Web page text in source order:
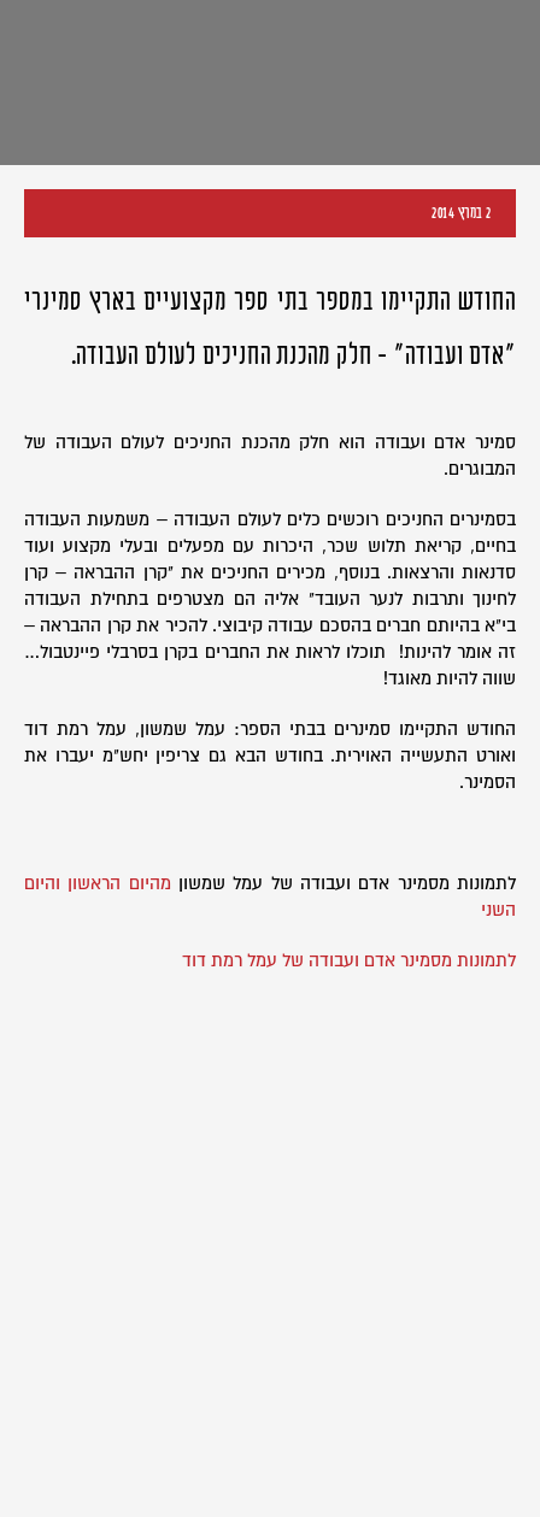
2 במרץ 2014
החודש התקיימו במספר בתי ספר מקצועיים בארץ סמינרי
"אדם ועבודה" - חלק מהכנת החניכים לעולם העבודה.
סמינר אדם ועבודה הוא חלק מהכנת החניכים לעולם העבודה של
המבוגרים.
בסמינרים החניכים רוכשים כלים לעולם העבודה – משמעות העבודה
בחיים, קריאת תלוש שכר, היכרות עם מפעלים ובעלי מקצוע ועוד
סדנאות והרצאות. בנוסף, מכירים החניכים את "קרן ההבראה – קרן
לחינוך ותרבות לנער העובד" אליה הם מצטרפים בתחילת העבודה
בי"א בהיותם חברים בהסכם עבודה קיבוצי. להכיר את קרן ההבראה –
זה אומר להינות! תוכלו לראות את החברים בקרן בסרבלי פיינטבול…
שווה להיות מאוגד!
החודש התקיימו סמינרים בבתי הספר: עמל שמשון, עמל רמת דוד
ואורט התעשייה האוירית. בחודש הבא גם צריפין יחש"מ יעברו את
הסמינר.
לתמונות מסמינר אדם ועבודה של עמל שמשון מהיום הראשון
והיום
השני
לתמונות מסמינר אדם ועבודה של עמל רמת דוד